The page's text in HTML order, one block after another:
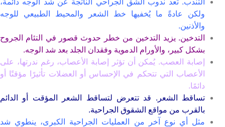
التندب. تُعد ندوب الشق الجراحي الناتجة عن شد الوجه دائمة،
ولكن عادةً ما يُخفيها خط الشعر والمحيط الطبيعي للوجه
والأذنين.
التدخين. يزيد التدخين من خطر حدوث قصور في التئام الجروح
بشكل كبير، والأورام الدموية وفقدان الجلد بعد شد الوجه.
إصابة العصب. يُمكن أن تؤثر إصابة الأعصاب، رغم ندرتها، على
الأعصاب التي تتحكم في الإحساس أو العضلات تأثيرًا مؤقتًا أو
دائمًا.
تساقط الشعر. قد تتعرض لتساقط الشعر المؤقت أو الدائم
بالقرب من مواقع الشقوق الجراحية.
مثل أي نوع آخر من العمليات الجراحية الكبرى، ينطوي شد